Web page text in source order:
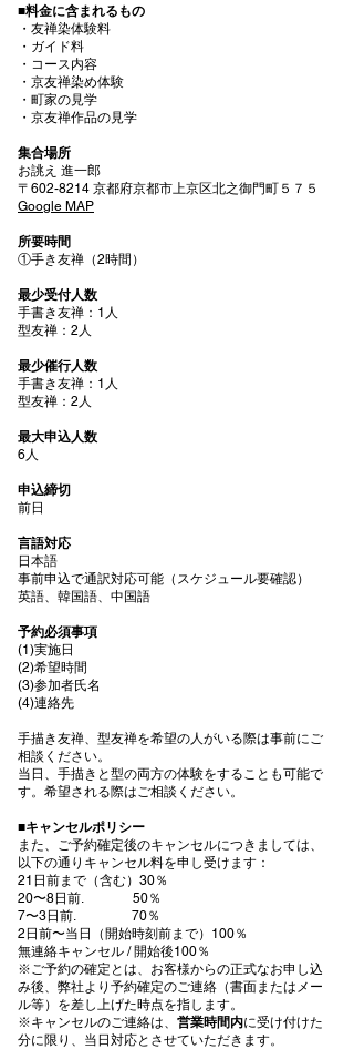
■料金に含まれるもの
・友禅染体験料
・ガイド料
・コース内容
・京友禅染め体験
・町家の見学
・京友禅作品の見学
集合場所
お誂え 進一郎
〒602-8214 京都府京都市上京区北之御門町５７５
Google MAP
所要時間
①手き友禅（2時間）
最少受付人数
手書き友禅：1人
型友禅：2人
最少催行人数
手書き友禅：1人
型友禅：2人
最大申込人数
6人
申込締切
前日
言語対応
日本語
事前申込で通訳対応可能（スケジュール要確認）
英語、韓国語、中国語
予約必須事項
(1)実施日
(2)希望時間
(3)参加者氏名
(4)連絡先
手描き友禅、型友禅を希望の人がいる際は事前にご
相談ください。
当日、手描きと型の両方の体験をすることも可能で
す。希望される際はご相談ください。
■キャンセルポリシー
また、ご予約確定後のキャンセルにつきましては、
以下の通りキャンセル料を申し受けます：
21日前まで（含む）30％
20〜8日前. 50％
7〜3日前. 70％
2日前〜当日（開始時刻前まで）100％
無連絡キャンセル / 開始後100％
※ご予約の確定とは、お客様からの正式なお申し込
み後、弊社より予約確定のご連絡（書面またはメー
ル等）を差し上げた時点を指します。
※キャンセルのご連絡は、 営業時間内に受け付けた
分に限り、当日対応とさせていただきます。